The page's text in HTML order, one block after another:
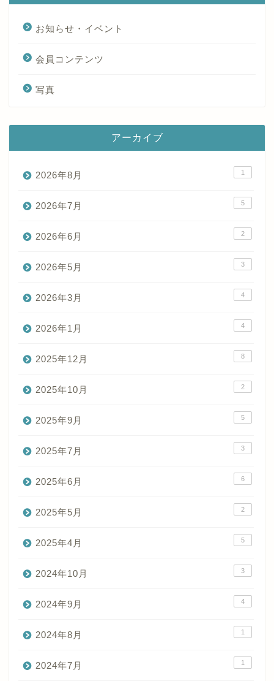
お知らせ・イベント
会員コンテンツ
写真
アーカイブ
2026年8月 1
2026年7月 5
2026年6月 2
2026年5月 3
2026年3月 4
2026年1月 4
2025年12月 8
2025年10月 2
2025年9月 5
2025年7月 3
2025年6月 6
2025年5月 2
2025年4月 5
2024年10月 3
2024年9月 4
2024年8月 1
2024年7月 1